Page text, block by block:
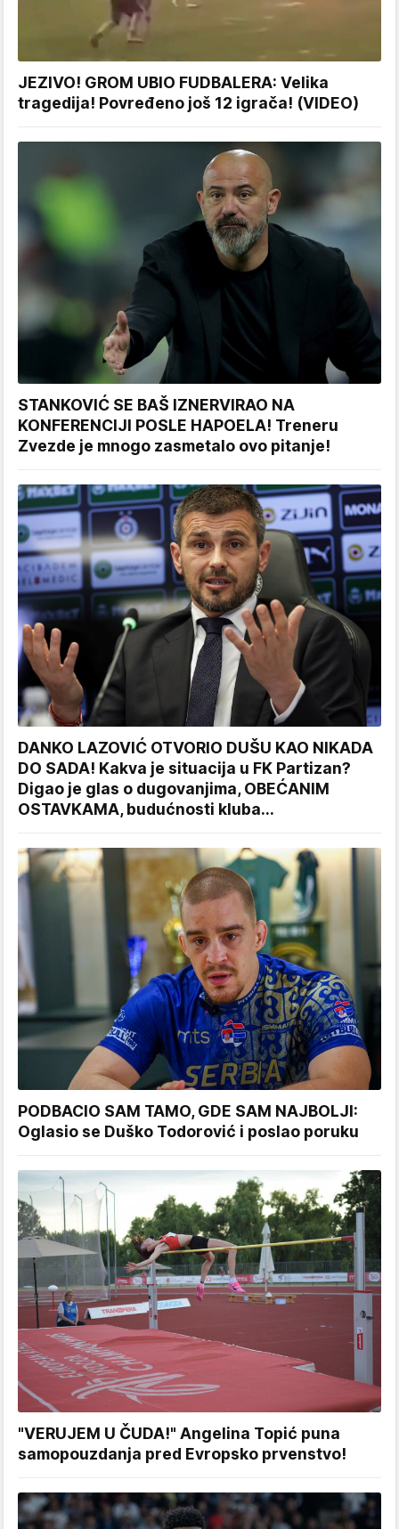
JEZIVO! GROM UBIO FUDBALERA: Velika
tragedija! Povređeno još 12 igrača! (VIDEO)
STANKOVIĆ SE BAŠ IZNERVIRAO NA
KONFERENCIJI POSLE HAPOELA! Treneru
Zvezde je mnogo zasmetalo ovo pitanje!
DANKO LAZOVIĆ OTVORIO DUŠU KAO NIKADA
DO SADA! Kakva je situacija u FK Partizan?
Digao je glas o dugovanjima, OBEĆANIM
OSTAVKAMA, budućnosti kluba...
PODBACIO SAM TAMO, GDE SAM NAJBOLJI:
Oglasio se Duško Todorović i poslao poruku
"VERUJEM U ČUDA!" Angelina Topić puna
samopouzdanja pred Evropsko prvenstvo!